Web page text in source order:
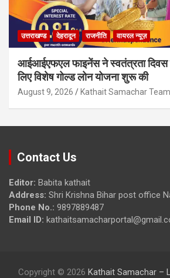
उत्तराखण्ड देहरादून राजनीति वायरल न्यूज़
आईआईएफएल फाइनेंस ने स्वतंत्रता
लिए विशेष गोल्ड लोन योजना शुरू की
August 9, 2026 Kathait Samachar Team
Contact Us
Editor: Babita kathait
Address: Shri Krishna Bihar post office
Phone No.: 9897889487
Email ID:
Copyright © 2026 Kathait Samachar –